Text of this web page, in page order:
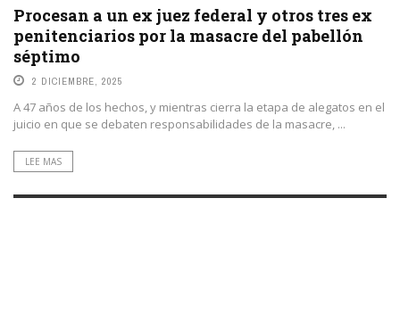
Procesan a un ex juez federal y otros tres ex
penitenciarios por la masacre del pabellón
séptimo
2 DICIEMBRE, 2025
A 47 años de los hechos, y mientras cierra la etapa de alegatos en el
juicio en que se debaten responsabilidades de la masacre, ...
LEE MAS